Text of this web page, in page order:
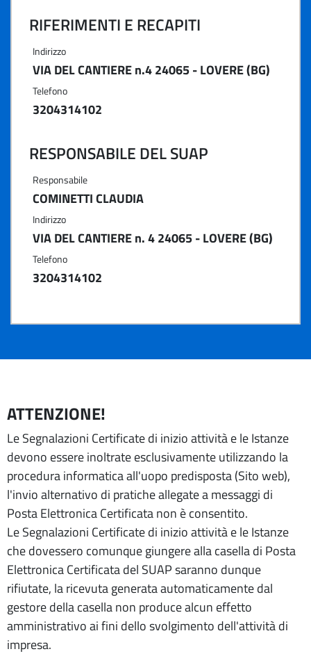
RIFERIMENTI E RECAPITI
Indirizzo
VIA DEL CANTIERE n.4 24065 - LOVERE (BG)
Telefono
3204314102
RESPONSABILE DEL SUAP
Responsabile
COMINETTI CLAUDIA
Indirizzo
VIA DEL CANTIERE n. 4 24065 - LOVERE (BG)
Telefono
3204314102
ATTENZIONE!
Le Segnalazioni Certificate di inizio attività e le Istanze
devono essere inoltrate esclusivamente utilizzando la
procedura informatica all'uopo predisposta (Sito web),
l'invio alternativo di pratiche allegate a messaggi di
Posta Elettronica Certificata non è consentito.
Le Segnalazioni Certificate di inizio attività e le Istanze
che dovessero comunque giungere alla casella di Posta
Elettronica Certificata del SUAP saranno dunque
rifiutate, la ricevuta generata automaticamente dal
gestore della casella non produce alcun effetto
amministrativo ai fini dello svolgimento dell'attività di
impresa.